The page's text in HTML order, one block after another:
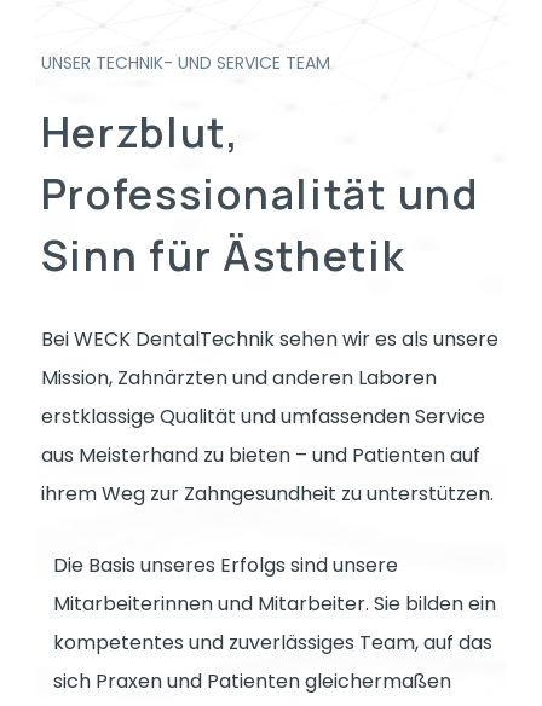
UNSER TECHNIK- UND SERVICE TEAM
Herzblut,
Professionalität und
Sinn für Ästhetik
Bei WECK DentalTechnik sehen wir es als unsere
Mission, Zahnärzten und anderen Laboren
erstklassige Qualität und umfassenden Service
aus Meisterhand zu bieten – und Patienten auf
ihrem Weg zur Zahngesundheit zu unterstützen.
Die Basis unseres Erfolgs sind unsere
Mitarbeiterinnen und Mitarbeiter. Sie bilden ein
kompetentes und zuverlässiges Team, auf das
sich Praxen und Patienten gleichermaßen